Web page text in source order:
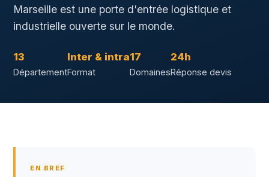
Marseille est une porte d'entrée logistique et
industrielle ouverte sur le monde.
13
Département
Inter & intra
Format
17
Domaines
24h
Réponse devis
EN BREF